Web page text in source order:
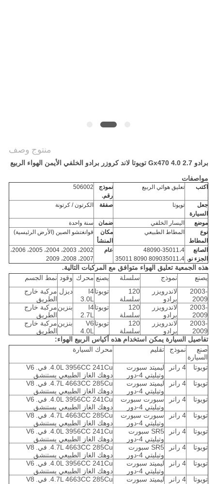
منتوج وصف
برادو 2.7 4.0 Gx470 تويوتا لاند كروزر برادو الخلفي الأيمن الهواء الربيع
مواصفات
اكتب تعليق هوائي الربيع
نموذج
رقم.
506002
جعل
السيارة
تويوتا صفقة الكرتون / كرتونة
موضع اليسار الخلفي ضمان
سنة واحدة
نوع
المطاط
المطاط الطبيعي
مكان
المنشأ
قوانغتشو الصين (الأرض الرئيسية)
الصانع
الجزء نو.
48090-35011،4
809035011،4 8090 35011
عام
2002، 2003، 2004، 2005، 2006،
2007، 2008، 2009
هذه الجمعية تعليق الهواء متوافق مع المركبات التالية.
يصنع
نموذج سلسلة يصنع محرك وقود نمط الجسم
2003-
2009
لاندرويزر
برادو
120
سلسلة
تويوتاI4
3.0L
ديزل مركبة خارج
الطريق
2003-
2009
لاندرويزر
برادو
120
سلسلة
تويوتاI4
2.7L
بنزينمركبة خارج
الطريق
2003-
2009
لاندرويزر
برادو
120
سلسلة
تويوتاV6
4.0L
بنزينمركبة خارج
الطريق
تفاصيل السيارة يمكن استخدام هذه أكياس الربيع الهواء:
صنع
السيارة
نموذج تقليم محرك السيارة
تويوتا 4 رانر
ليميتد سبورت
وتيليتي 4-دور
4.0L 3956CC 241Cu. في. V6
دوهك الغاز الطبيعي يستنشق
تويوتا
4 رانر
ليميتد سبورت
وتيليتي 4-دور
4.7L 4663CC 285Cu. في. V8
دوهك الغاز الطبيعي يستنشق
تويوتا
4 رانر
سبورت سبورت
وتيليتي 4-دور
4.0L 3956CC 241Cu. في. V6
دوهك الغاز الطبيعي يستنشق
تويوتا
4 رانر
سبورت سبورت
وتيليتي 4-دور
4.7L 4663CC 285Cu. في. V8
دوهك الغاز الطبيعي يستنشق
تويوتا
4 رانر
SR5 سبورت
وتيليتي 4-دور
4.0L 3956CC 241Cu. في. V6
دوهك الغاز الطبيعي يستنشق
تويوتا
4 رانر
SR5 سبورت
وتيليتي 4-دور
4.7L 4663CC 285Cu. في. V8
دوهك الغاز الطبيعي يستنشق
تويوتا
4 رانر
ليميتد سبورت
وتيليتي 4-دور
4.0L 3956CC 241Cu. في. V6
دوهك الغاز الطبيعي يستنشق
تويوتا
4 رانر
ليميتد سبورت
4.7L 4663CC 285Cu. في. V8